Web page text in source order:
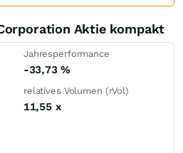
Aktie kompakt
Jahresperformance
-33,73 %
relatives Volumen (rVol)
11,55 x